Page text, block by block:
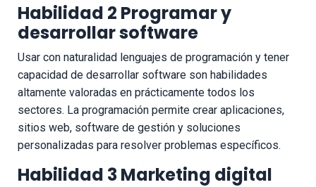
Habilidad 2 Programar y
desarrollar software
Usar con naturalidad lenguajes de programación y tener
capacidad de desarrollar software son habilidades
altamente valoradas en prácticamente todos los
sectores. La programación permite crear aplicaciones,
sitios web, software de gestión y soluciones
personalizadas para resolver problemas específicos.
Habilidad 3 Marketing digital